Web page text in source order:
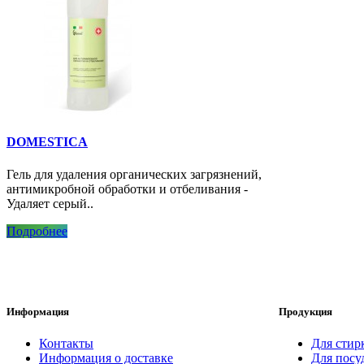
DOMESTICA
Гель для удаления органических загрязнений,
антимикробной обработки и отбеливания -
Удаляет серый..
Подробнее
Информация
Контакты
Информация о доставке
Продукция
Для
Для